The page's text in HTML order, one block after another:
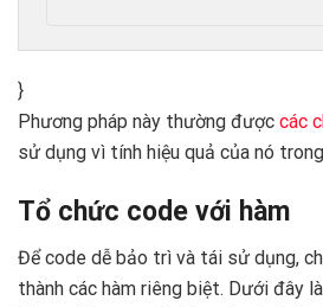
}
Phương pháp này thường được các
sử dụng vì tính hiệu quả của nó
Tổ chức code với hàm
Để code dễ bảo trì và tái sử dụng,
thành các hàm riêng biệt. Dưới đây